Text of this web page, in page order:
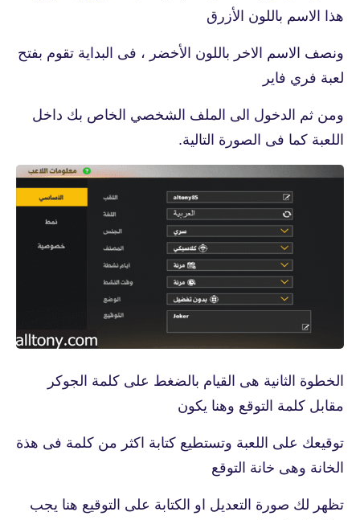
هذا الاسم باللون الأزرق
ونصف الاسم الاخر باللون الأخضر ، فى البداية تقوم بفتح
لعبة فري فاير
ومن ثم الدخول الى الملف الشخصي الخاص بك داخل
اللعبة كما فى الصورة التالية.
الخطوة الثانية هى القيام بالضغط على كلمة الجوكر
مقابل كلمة التوقع وهنا يكون
توقيعك على اللعبة وتستطيع كتابة اكثر من كلمة فى هذة
الخانة وهى خانة التوقع
تظهر لك صورة التعديل او الكتابة على التوقيع هنا يجب